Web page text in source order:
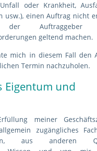
oder Krankheit,
usw.), einen Auftrag nicht
Auftraggeber
geltend machen.
mich in diesem Fall den
Termin nachzuholen.
Eigentum und
meiner
zugängliches
aus anderen